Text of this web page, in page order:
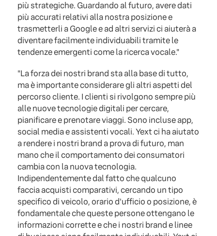
più strategiche. Guardando al futuro, avere dati
più accurati relativi alla nostra posizione e
trasmetterli a Google e ad altri servizi ci aiuterà a
diventare facilmente individuabili tramite le
tendenze emergenti come la ricerca vocale."
"La forza dei nostri brand sta alla base di tutto,
ma è importante considerare gli altri aspetti del
percorso cliente. I clienti si rivolgono sempre più
alle nuove tecnologie digitali per cercare,
pianificare e prenotare viaggi. Sono incluse app,
social media e assistenti vocali. Yext ci ha aiutato
a rendere i nostri brand a prova di futuro, man
mano che il comportamento dei consumatori
cambia con la nuova tecnologia.
Indipendentemente dal fatto che qualcuno
faccia acquisti comparativi, cercando un tipo
specifico di veicolo, orario d'ufficio o posizione, è
fondamentale che queste persone ottengano le
informazioni corrette e che i nostri brand e linee